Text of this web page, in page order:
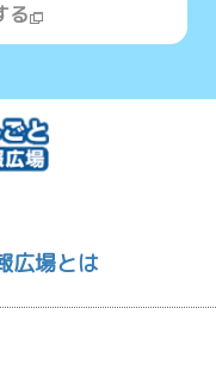
る
広場とは